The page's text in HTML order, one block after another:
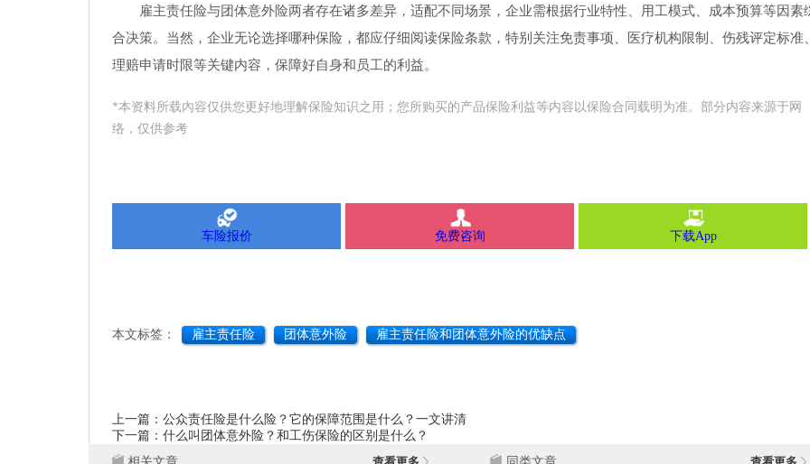
雇主责任险与团体意外险两者存在诸多差异，适配不同场景，企业需根据行业特性、用工模式、成本预算等因素
合决策。当然，企业无论选择哪种保险，都应仔细阅读保险条款，特别关注免责事项、医疗机构限制、伤残评定标准、
理赔申请时限等关键内容，保障好自身和员工的利益。
*本资料所载內容仅供您更好地理解保险知识之用；您所购买的产品保险利益等内容以保险合同载明为准。部分内容来源于网
络，仅供参考
车险报价 免费咨询 下载App
本文标签： 雇主责任险 团体意外险 雇主责任险和团体意外险的优缺点
上一篇：公众责任险是什么险？它的保障范围是什么？一文讲清
下一篇：什么叫团体意外险？和工伤保险的区别是什么？